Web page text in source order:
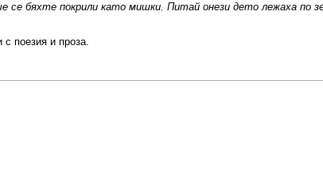
се бяхте покрили като мишки. Питай онези дето лежаха по
поезия и проза.